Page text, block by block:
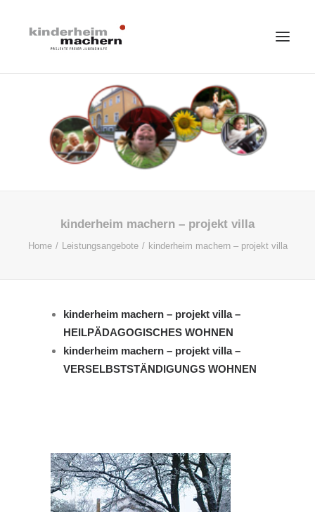
LEISTUNGSANGEBOTE
ÜBER UNS
SPENDEN
IMPRESSUM
COOKIE-RICHTLINIE (EU)
kinderheim machern – projekt villa
Home Leistungsangebote kinderheim machern – projekt villa
kinderheim machern – projekt villa –
HEILPÄDAGOGISCHES WOHNEN
kinderheim machern – projekt villa –
VERSELBSTSTÄNDIGUNGS WOHNEN